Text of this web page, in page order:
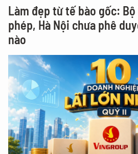
Làm đẹp từ tế bào gốc:
phép, Hà Nội chưa phê
nào